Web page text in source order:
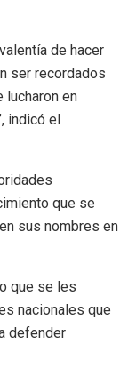
de hacer
ser recordados
lucharon en
indicó el
que se
sus nombres en
que se les
nacionales que
defender